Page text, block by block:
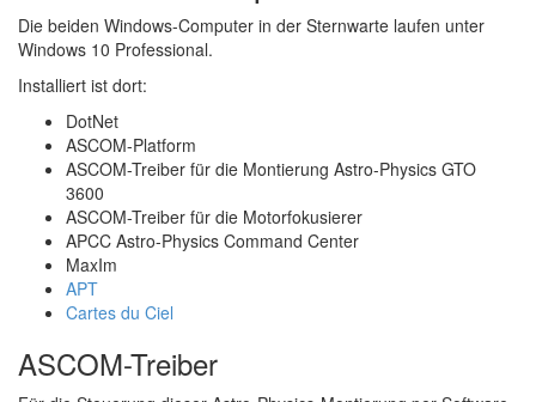
Die beiden Windows-Computer in der Sternwarte laufen unter
Windows 10 Professional.
Installiert ist dort:
DotNet
ASCOM-Platform
ASCOM-Treiber für die Montierung Astro-Physics GTO
3600
ASCOM-Treiber für die Motorfokusierer
APCC Astro-Physics Command Center
MaxIm
APT
Cartes du Ciel
ASCOM-Treiber